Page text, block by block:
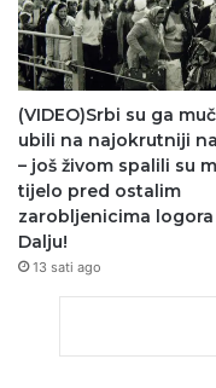
(VIDEO)Srbi su ga
ubili na najokrutniji
– još živom spalili su
tijelo pred ostalim
zarobljenicima logora
Dalju!
13 sati ago